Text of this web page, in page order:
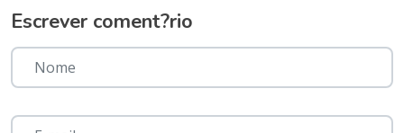
Escrever coment?rio